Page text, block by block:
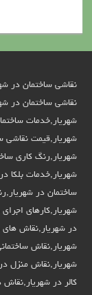
نقاشی ساختمان در
نقاشی ساختمان در
شهریار,خدمات
شهریار,قیمت نقاشی
شهریار,رنگ کاری
شهریار,خدمات بلکا
ساختمان در
شهریار,کارهای
در شهریار,نقاش های
شهریار,نقاش
شهریار,نقاش منزل
کالر در